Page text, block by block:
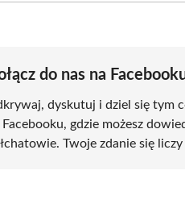
(Twitter)
do nas na
dyskutuj i dziel się tym
Facebooku, gdzie możesz
Twoje zdanie się